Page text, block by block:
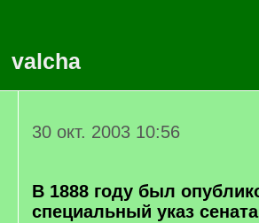
valcha
30 окт. 2003 10:56
В 1888 году был
специальный указ